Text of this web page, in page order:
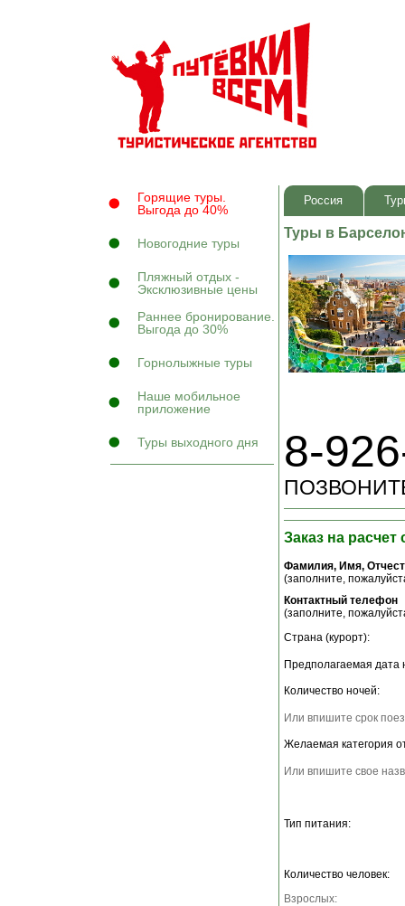
Горящие туры.
Выгода до 40%
Новогодние туры
Пляжный отдых -
Эксклюзивные цены
Раннее бронирование.
Выгода до 30%
Горнолыжные туры
Наше мобильное
приложение
Туры выходного дня
Россия
Туры в
8-
Заказ на расчет
Фамилия, Имя,
(заполните,
Контактный телефон
(заполните,
Страна (курорт):
Предполагаемая дата
Количество ночей:
Или впишите срок
Желаемая категория
Или впишите свое
Тип питания:
Количество человек:
Взрослых: